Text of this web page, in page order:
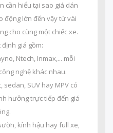
cần hiểu tại sao giá dán
động lớn đến vậy từ vài
cho cùng một chiếc xe.
giá gồm:
Ntech, Inmax,... mỗi
nghệ khác nhau.
sedan, SUV hay MPV có
hưởng trực tiếp đến giá
kính hậu hay full xe,